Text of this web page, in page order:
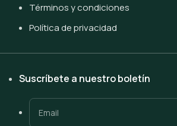
Términos y condiciones
Política de privacidad
Suscríbete a nuestro boletín